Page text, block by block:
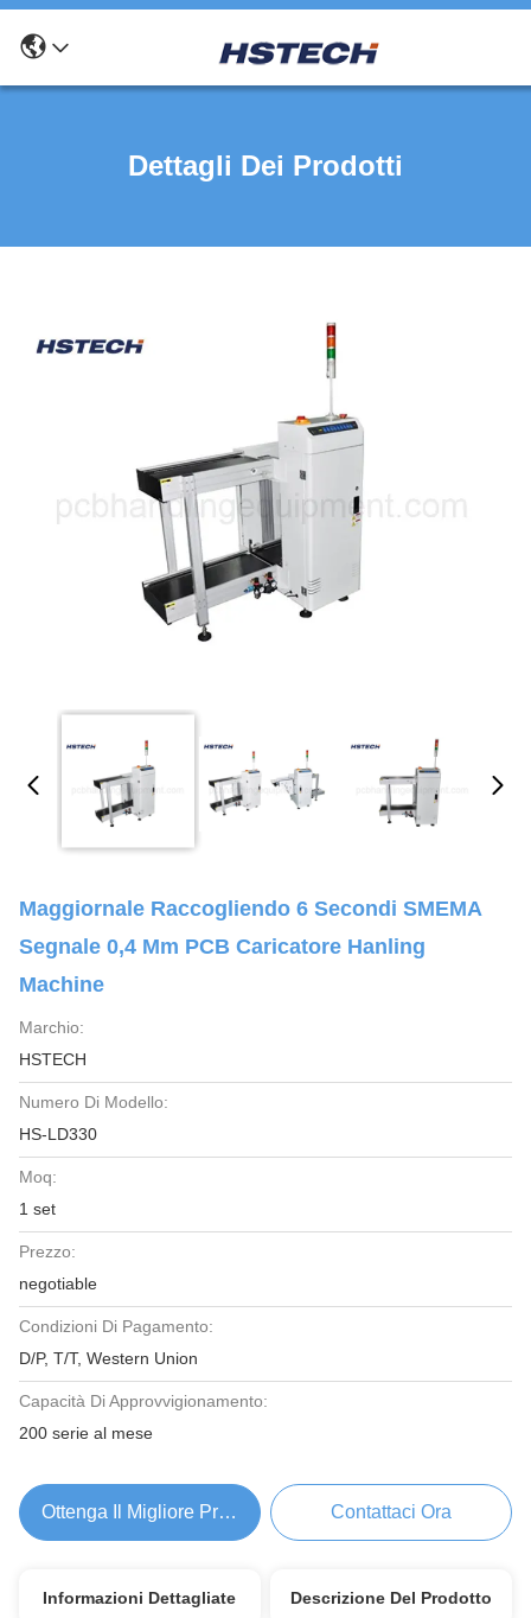
Dettagli Dei Prodotti
Maggiornale Raccogliendo 6 Secondi SMEMA
Segnale 0,4 Mm PCB Caricatore Hanling
Machine
Marchio:
HSTECH
Numero Di Modello:
HS-LD330
Moq:
1 set
Prezzo:
negotiable
Condizioni Di Pagamento:
D/P, T/T, Western Union
Capacità Di Approvvigionamento:
200 serie al mese
Ottenga Il Migliore Prezzo Contattaci Ora
Informazioni Dettagliate Descrizione Del Prodotto